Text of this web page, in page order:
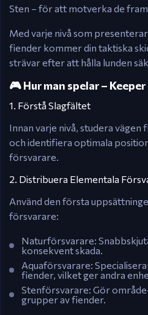
Sten – för att motverka de
Med varje nivå som
fiender kommer din taktiska
strävar efter att hålla lunden
🎮 Hur man spelar –
1. Förstå Slagfältet
Innan varje nivå, studera
och identifiera optimala
försvarare.​
2. Distribuera Elementala
Använd den första
försvarare:
Naturförsvarare:
konsekvent skada.
Aquaförsvarare:
fiender, vilket ger andra
Stenförsvarare: Gör
grupper av fiender.​